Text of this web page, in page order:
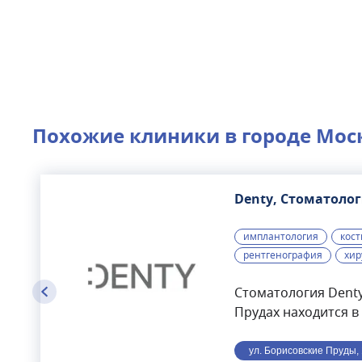
Похожие клиники в городе
Denty,
имплантология
рентгенография
Стоматология
Прудах находится
ул. Борисовские Пруды,